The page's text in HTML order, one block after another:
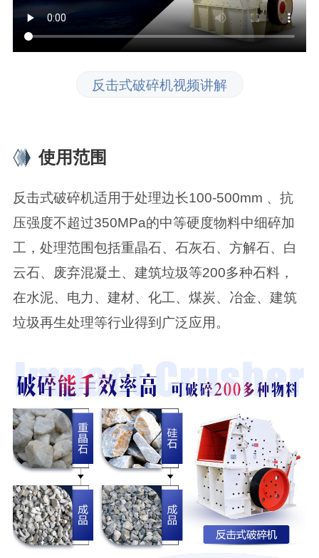
反击式破碎机视频讲解
使用范围
反击式破碎机适用于处理边长100-500mm 、抗
压强度不超过350MPa的中等硬度物料中细碎加
工，处理范围包括重晶石、石灰石、方解石、白
云石、废弃混凝土、建筑垃圾等200多种石料，
在水泥、电力、建材、化工、煤炭、冶金、建筑
垃圾再生处理等行业得到广泛应用。